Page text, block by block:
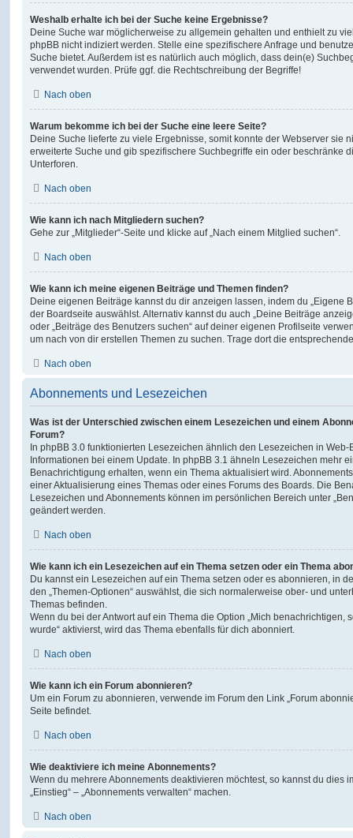
Weshalb erhalte ich bei der Suche keine Ergebnisse?
Deine Suche war möglicherweise zu allgemein gehalten und enthielt zu
phpBB nicht indiziert werden. Stelle eine spezifischere Anfrage und
Suche bietet. Außerdem ist es natürlich auch möglich, dass dein(e)
verwendet wurden. Prüfe ggf. die Rechtschreibung der Begriffe!
Nach oben
Warum bekomme ich bei der Suche eine leere Seite?
Deine Suche lieferte zu viele Ergebnisse, somit konnte der Webserver sie
erweiterte Suche und gib spezifischere Suchbegriffe ein oder beschränke
Unterforen.
Nach oben
Wie kann ich nach Mitgliedern suchen?
Gehe zur „Mitglieder“-Seite und klicke auf „Nach einem Mitglied suchen“.
Nach oben
Wie kann ich meine eigenen Beiträge und Themen finden?
Deine eigenen Beiträge kannst du dir anzeigen lassen, indem du „Eigene
der Boardseite auswählst. Alternativ kannst du auch „Deine Beiträge
oder „Beiträge des Benutzers suchen“ auf deiner eigenen Profilseite
um nach von dir erstellen Themen zu suchen. Trage dort die
Nach oben
Abonnements und Lesezeichen
Was ist der Unterschied zwischen einem Lesezeichen und einem
Forum?
In phpBB 3.0 funktionierten Lesezeichen ähnlich den Lesezeichen in
Informationen bei einem Update. In phpBB 3.1 ähneln Lesezeichen mehr
Benachrichtigung erhalten, wenn ein Thema aktualisiert wird.
einer Aktualisierung eines Themas oder eines Forums des Boards. Die
Lesezeichen und Abonnements können im persönlichen Bereich unter
geändert werden.
Nach oben
Wie kann ich ein Lesezeichen auf ein Thema setzen oder ein Thema
Du kannst ein Lesezeichen auf ein Thema setzen oder es abonnieren, in
den „Themen-Optionen“ auswählst, die sich normalerweise ober- und
Themas befinden.
Wenn du bei der Antwort auf ein Thema die Option „Mich benachrichtigen,
wurde“ aktivierst, wird das Thema ebenfalls für dich abonniert.
Nach oben
Wie kann ich ein Forum abonnieren?
Um ein Forum zu abonnieren, verwende im Forum den Link „Forum
Seite befindet.
Nach oben
Wie deaktiviere ich meine Abonnements?
Wenn du mehrere Abonnements deaktivieren möchtest, so kannst du dies
„Einstieg“ – „Abonnements verwalten“ machen.
Nach oben